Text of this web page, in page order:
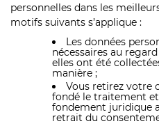
personnelles dans les
motifs suivants s’applique :
Les données
nécessaires au
elles ont été
manière ;
Vous retirez votre
fondé le traitement et
fondement juridique
retrait du